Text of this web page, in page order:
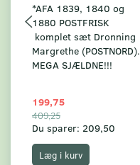
*AFA 1839, 1840 og
1880 POSTFRISK
komplet sæt Dronning
Margrethe (POSTNORD).
MEGA SJÆLDNE!!!
199,75
409,25
Du sparer: 209,50
Læg i kurv